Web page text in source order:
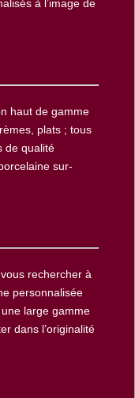
à l’image de
haut de gamme
plats ; tous
de qualité
sur-
rechercher à
personnalisée
large gamme
dans l’originalité